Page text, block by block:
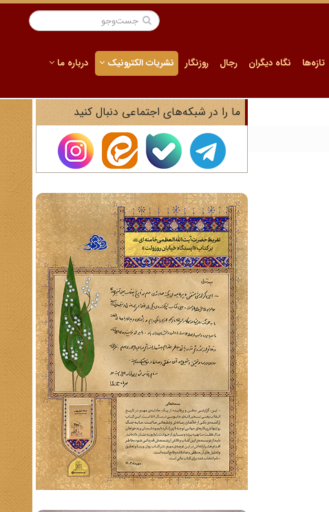
تازه‌ها نگاه دیگران رجال روزنگار نشریات الکترونیک درباره ما
ما را در شبکه‌های اجتماعی دنبال کنید